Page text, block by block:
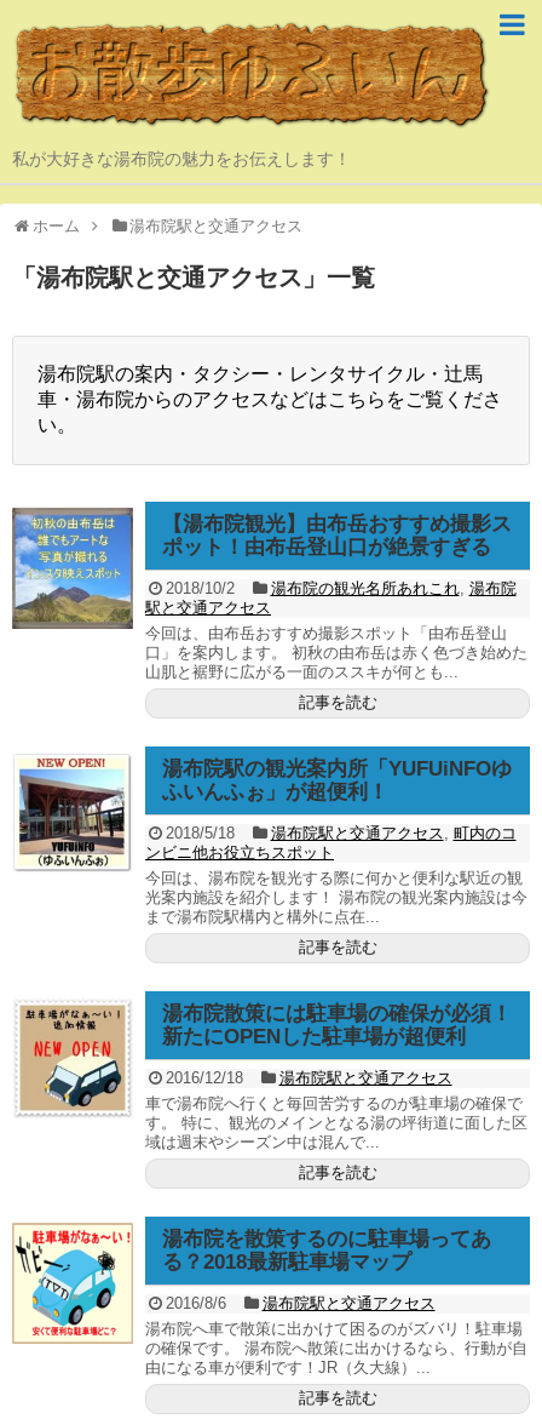
私が大好きな湯布院の魅力をお伝えします！
ホーム 湯布院駅と交通アクセス
「 湯布院駅と交通アクセス 」 一覧
湯布院駅の案内・タクシー・レンタサイクル・辻馬
車・湯布院からのアクセスなどはこちらをご覧くださ
い。
【湯布院観光】由布岳おすすめ撮影ス
ポット！由布岳登山口が絶景すぎる
2018/10/2 湯布院の観光名所あれこれ, 湯布院
駅と交通アクセス
今回は、由布岳おすすめ撮影スポット「由布岳登山
口」を案内します。 初秋の由布岳は赤く色づき始めた
山肌と裾野に広がる一面のススキが何とも...
記事を読む
湯布院駅の観光案内所「YUFUiNFOゆ
ふいんふぉ」が超便利！
2018/5/18 湯布院駅と交通アクセス
町内のコ
ンビニ他お役立ちスポット
今回は、湯布院を観光する際に何かと便利な駅近の観
光案内施設を紹介します！ 湯布院の観光案内施設は今
まで湯布院駅構内と構外に点在...
記事を読む
湯布院散策には駐車場の確保が必須！
新たにOPENした駐車場が超便利
2016/12/18
湯布院駅と交通アクセス
車で湯布院へ行くと毎回苦労するのが駐車場の確保で
す。 特に、観光のメインとなる湯の坪街道に面した区
域は週末やシーズン中は混んで...
記事を読む
湯布院を散策するのに駐車場ってあ
る？2018最新駐車場マップ
2016/8/6
湯布院駅と交通アクセス
湯布院へ車で散策に出かけて困るのがズバリ！駐車場
の確保です。 湯布院へ散策に出かけるなら、行動が自
由になる車が便利です！JR（久大線）...
記事を読む